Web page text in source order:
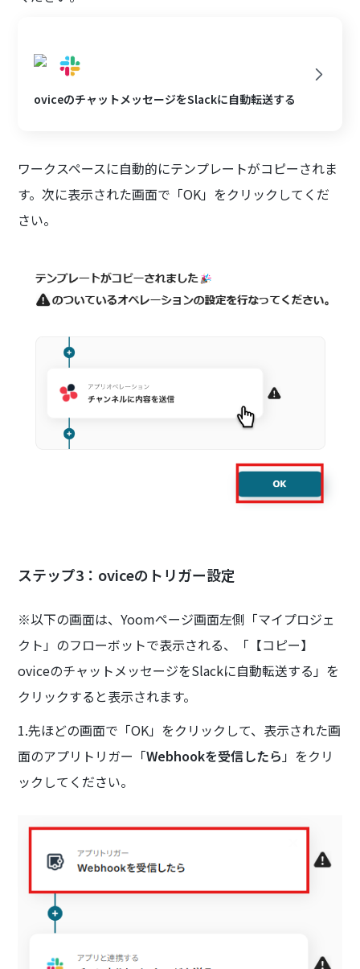
oviceのチャットメッセージをSlackに自動転送する
ワークスペースに自動的にテンプレートがコピーされま
す。次に表示された画面で「OK」をクリックしてくだ
さい。
ステップ3：oviceのトリガー設定
※以下の画面は、Yoomページ画面左側「マイプロジェ
クト」のフローボットで表示される、「【コピー】
oviceのチャットメッセージをSlackに自動転送する」を
クリックすると表示されます。
1.先ほどの画面で「OK」をクリックして、表示された画
面のアプリトリガー「Webhookを受信したら 」をクリ
ックしてください。